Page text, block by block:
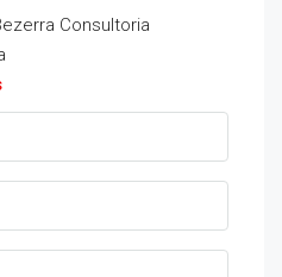
Consultoria